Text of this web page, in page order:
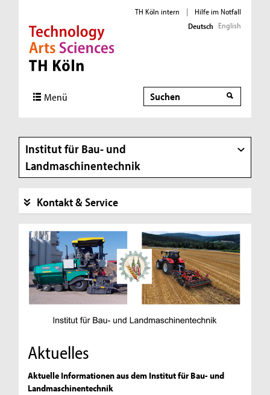
Direkt zur Hauptnavigation
Direkt zur Subnavigation
Direkt zum Inhalt
Direkt zum Fußbereich
TH Köln intern |
Hilfe im Notfall
Deutsch English
Menü Suche
Suche
Institut für Bau- und
Landmaschinentechnik
Kontakt & Service
Aktuelles
Aktuelle Informationen aus dem Institut für Bau- und
Landmaschinentechnik